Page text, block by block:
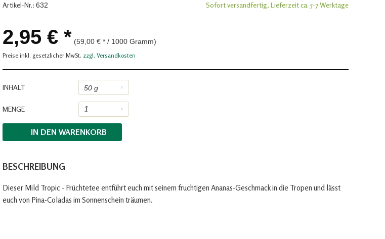
Artikel-Nr.: 632 Sofort versandfertig, Lieferzeit ca. 5-7 Werktage
2,95 € * (59,00 € * / 1000 Gramm)
Preise inkl. gesetzlicher MwSt. zzgl. Versandkosten
INHALT
MENGE
IN DEN WARENKORB
BESCHREIBUNG
Dieser Mild Tropic - Früchtetee entführt euch mit seinem fruchtigen Ananas-Geschmack in die Tropen und lässt
euch von Pina-Coladas im Sonnenschein träumen.